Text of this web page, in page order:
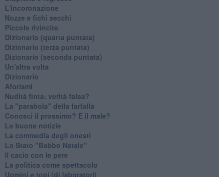
L'incoronazione
Nozze e fichi secchi
Piccole rivincite
​Dizionario (quarta puntata)
​Dizionario (terza puntata)
​Dizionario (seconda puntata)
Un'altra volta
Dizionario
Aforismi
Nudità finta: verità falsa?
La "parabola" della farfalla
Conosci il prossimo? E il male?
Le buone notizie
La commedia degli onesti
Lo Stato "Babbo Natale"
Il cacio con le pere
La politica come spettacolo
Uomini e topi (di laboratori)